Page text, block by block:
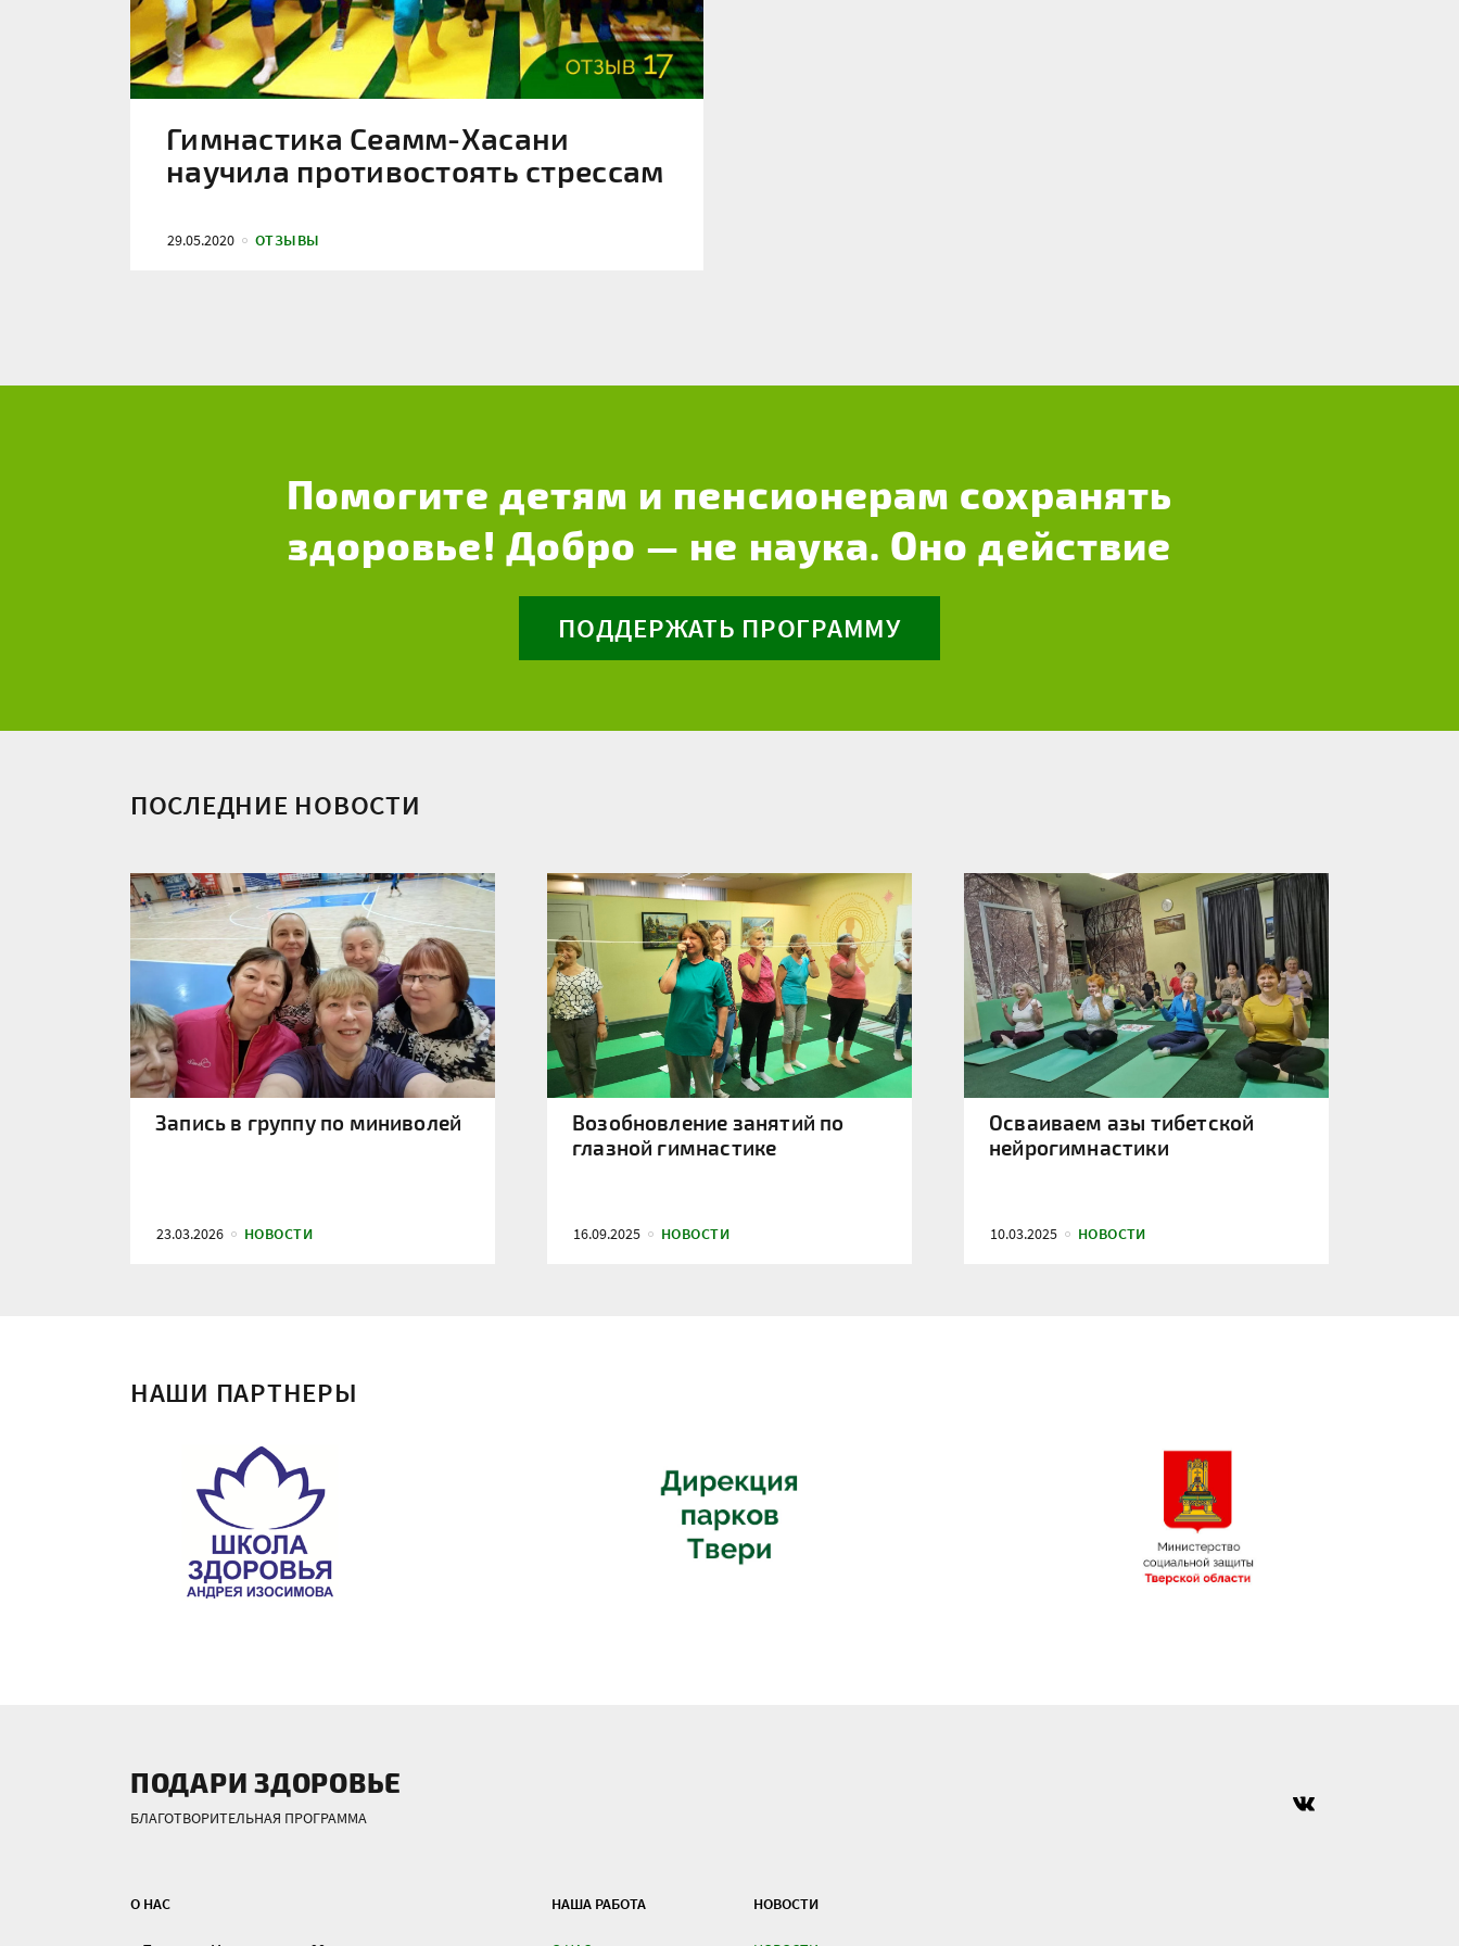
Гимнастика Сеамм-Хасани
научила противостоять стрессам
29.05.2020 ОТЗЫВЫ
Помогите детям и пенсионерам сохранять
здоровье! Добро — не наука. Оно действие
ПОДДЕРЖАТЬ ПРОГРАММУ
ПОСЛЕДНИЕ НОВОСТИ
Запись в группу по миниволей
23.03.2026 НОВОСТИ
Возобновление занятий по
глазной гимнастике
16.09.2025 НОВОСТИ
Осваиваем азы тибетской
нейрогимнастики
10.03.2025 НОВОСТИ
НАШИ ПАРТНЕРЫ
ПОДАРИ ЗДОРОВЬЕ
БЛАГОТВОРИТЕЛЬНАЯ ПРОГРАММА
О НАС НАША РАБОТА НОВОСТИ